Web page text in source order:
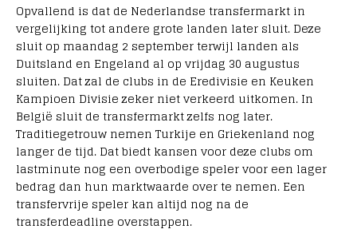
Opvallend is dat de Nederlandse transfermarkt in
vergelijking tot andere grote landen later sluit. Deze
sluit op maandag 2 september terwijl landen als
Duitsland en Engeland al op vrijdag 30 augustus
sluiten. Dat zal de clubs in de Eredivisie en Keuken
Kampioen Divisie zeker niet verkeerd uitkomen. In
België sluit de transfermarkt zelfs nog later.
Traditiegetrouw nemen Turkije en Griekenland nog
langer de tijd. Dat biedt kansen voor deze clubs om
lastminute nog een overbodige speler voor een lager
bedrag dan hun marktwaarde over te nemen. Een
transfervrije speler kan altijd nog na de
transferdeadline overstappen.